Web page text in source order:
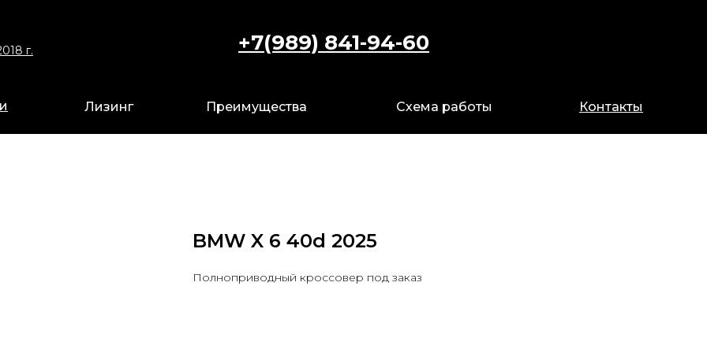
г.
+7 989 841 94 60
Лизинг Преимущества Схема работы Контакты
г.
+7(989) 841-94-60
Контакты
Схема работы
Преимущества
Лизинг
BMW X 6 40d 2025
Полноприводный кроссовер под заказ